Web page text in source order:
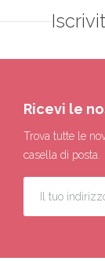
Ricevi le
Trova tutte le
casella di posta.